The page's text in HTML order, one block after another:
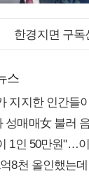
한경지면 구독
스
지한 인간들이
성매매女 불러
1인 50만원"…
8천 올인했는